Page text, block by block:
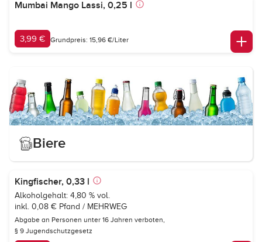
Mumbai Mango Lassi, 0,25 l
3,99 € Grundpreis: 15,96 €/Liter
Biere
Kingfischer, 0,33 l
Alkoholgehalt: 4,80 % vol.
inkl. 0,08 € Pfand / MEHRWEG
Abgabe an Personen unter 16 Jahren verboten,
§ 9 Jugendschutzgesetz